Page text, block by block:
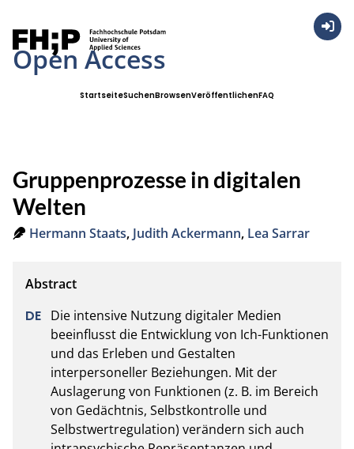
Open Access
StartseiteSuchenBrowsenVeröffentlichenFAQ
Gruppenprozesse in digitalen
Welten
Hermann Staats, Judith Ackermann, Lea Sarrar
Die intensive Nutzung digitaler Medien
beeinflusst die Entwicklung von Ich-Funktionen
und das Erleben und Gestalten
interpersoneller Beziehungen. Mit der
Auslagerung von Funktionen (z. B. im Bereich
von Gedächtnis, Selbstkontrolle und
Selbstwertregulation) verändern sich auch